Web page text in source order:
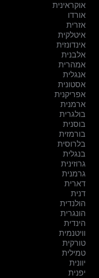
אוקראינית
אורדו
אזרית
איטלקית
אינדונזית
אלבנית
אמהרית
אנגלית
אסטונית
אפריקנית
ארמנית
בולגרית
בוסנית
בורמזית
בלרוסית
בנגלית
גרוזינית
גרמנית
דארית
דנית
הולנדית
הונגרית
הינדית
וויטנמית
טורקית
טמילית
יוונית
יפנית